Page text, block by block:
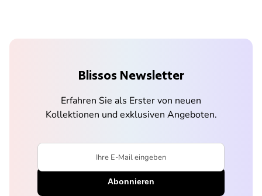
Blissos Newsletter
Erfahren Sie als Erster von neuen
Kollektionen und exklusiven Angeboten.
Ihre E-Mail eingeben